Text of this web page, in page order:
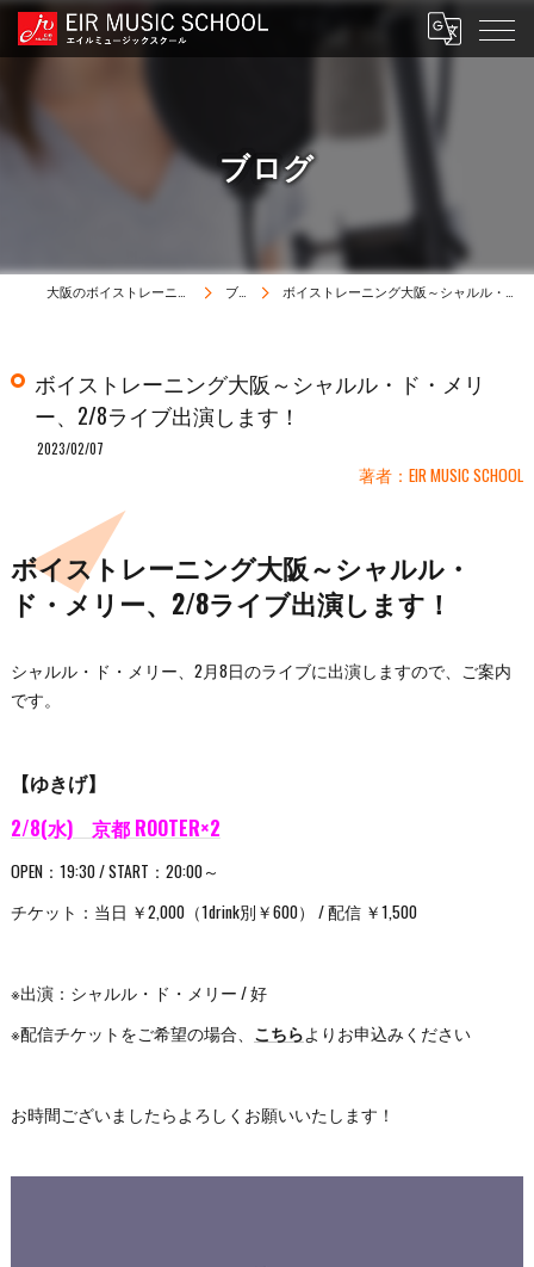
ブログ
ブログ ボイストレーニング大阪～シャルル・ド・メリー、2/8ライブ出演します！
ボイストレーニング大阪～シャルル・ド・メリ
ー、2/8ライブ出演します！
2023/02/07
著者：EIR MUSIC SCHOOL
ボイストレーニング大阪～シャルル・
ド・メリー、2/8ライブ出演します！
シャルル・ド・メリー、2月8日のライブに出演しますので、ご案内
です。
【ゆきげ】
2/8(水) 京都 ROOTER×2
OPEN：19:30 / START：20:00～
チケット：当日 ￥2,000（1drink別￥600） / 配信 ￥1,500
※出演：シャルル・ド・メリー / 好
※配信チケットをご希望の場合、 こちらよりお申込みください
お時間ございましたらよろしくお願いいたします！